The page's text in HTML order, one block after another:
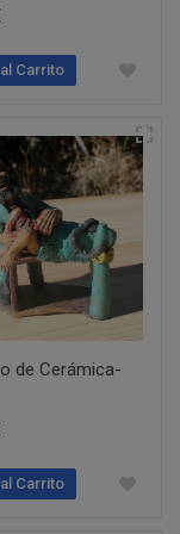
Carrito
de Cerámica-
Carrito
- Viernes:
17,00 a
local B,
adicional y
¿Quién
a su
Lunes -
25 Local 1,
presencial.
entre los
se realicen a
no pueden ser
o caducar